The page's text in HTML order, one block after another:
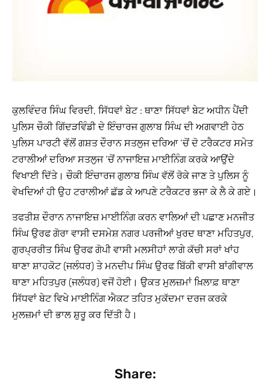
ਕੁਲਵਿੰਦਰ ਸਿੰਘ ਵਿਰਦੀ, ਸਿੱਧਵਾਂ ਬੇਟ : ਥਾਣਾ ਸਿੱਧਵਾਂ ਬੇਟ ਅਧੀਨ ਪੈਂਦੀ
ਪੁਲਿਸ ਚੌਕੀ ਗਿੱਦੜਵਿੰਡੀ ਦੇ ਇੰਚਾਰਜ ਗੁਲਾਬ ਸਿੰਘ ਦੀ ਅਗਵਾਈ ਹੇਠ
ਪੁਲਿਸ ਪਾਰਟੀ ਵੱਲੋਂ ਗਸ਼ਤ ਦੌਰਾਨ ਸਤਲੁਜ ਦਰਿਆ ‘ਚੋਂ ਦੋ ਟਰੈਕਟਰ ਸਮੇਤ
ਟਰਾਲੀਆਂ ਦਰਿਆ ਸਤਲੁਜ ‘ਚੋਂ ਨਾਜਾਇਜ਼ ਮਾਈਨਿੰਗ ਕਰਕੇ ਆਉਂਦੇ
ਵਿਖਾਈ ਦਿੱਤੇ। ਚੌਕੀ ਇੰਚਾਰਜ ਗੁਲਾਬ ਸਿੰਘ ਵੱਲੋਂ ਰੋਕੇ ਜਾਣ ਤੇ ਪੁਲਿਸ ਨੂੰ
ਵੇਖਦਿਆਂ ਹੀ ਉਹ ਟਰਾਲੀਆਂ ਛੱਡ ਕੇ ਆਪਣੇ ਟਰੈਕਟਰ ਭਜਾ ਕੇ ਲੈ ਕੇ ਗਏ।
ਤਫਤੀਸ਼ ਦੌਰਾਨ ਨਾਜਾਇਜ਼ ਮਾਈਨਿੰਗ ਕਰਨ ਵਾਲਿਆਂ ਦੀ ਪਛਾਣ ਮਨਜੀਤ
ਸਿੰਘ ਉਰਫ ਗੋਰਾ ਵਾਸੀ ਦਸਮੇਸ਼ ਨਗਰ ਪਰਜੀਆਂ ਖੁਰਦ ਥਾਣਾ ਮਹਿਤਪੁਰ,
ਗੁਰਪ੍ਰਰੀਤ ਸਿੰਘ ਉਰਫ ਗੋਪੀ ਵਾਸੀ ਮਲਸੀਹਾਂ ਲਾਗੇ ਕੱਚੀ ਸਰਾਂ ਖਾਂਹ
ਥਾਣਾ ਸ਼ਾਹਕੋਟ (ਜਲੰਧਰ) ਤੇ ਮਨਦੀਪ ਸਿੰਘ ਉਰਫ ਬਿੱਕੀ ਵਾਸੀ ਬਾਂਗੀਵਾਲ
ਥਾਣਾ ਮਹਿਤਪੁਰ (ਜਲੰਧਰ) ਵਜੋਂ ਹੋਈ। ਉਕਤ ਮੁਲਜ਼ਮਾਂ ਖ਼ਿਲਾਫ਼ ਥਾਣਾ
ਸਿੱਧਵਾਂ ਬੇਟ ਵਿਖੇ ਮਾਈਨਿੰਗ ਐਕਟ ਤਹਿਤ ਮੁਕੱਦਮਾ ਦਰਜ ਕਰਕੇ
ਮੁਲਜ਼ਮਾਂ ਦੀ ਭਾਲ ਸ਼ੁਰੂ ਕਰ ਦਿੱਤੀ ਹੈ।
Share: